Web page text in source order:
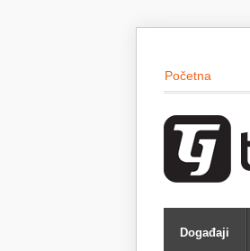
Početna
Događaji